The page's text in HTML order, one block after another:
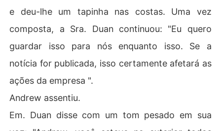
e deu-lhe um tapinha nas costas. Uma vez
composta, a Sra. Duan continuou: "Eu quero
guardar isso para nós enquanto isso. Se a
notícia for publicada, isso certamente afetará as
ações da empresa ".
Andrew assentiu.
Em. Duan disse com um tom pesado em sua